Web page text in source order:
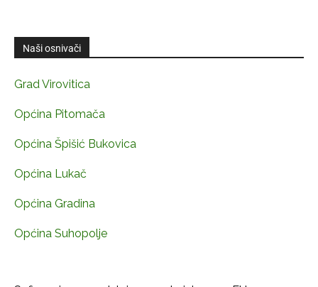
Naši osnivači
Grad Virovitica
Općina Pitomača
Općina Špišić Bukovica
Općina Lukač
Općina Gradina
Općina Suhopolje